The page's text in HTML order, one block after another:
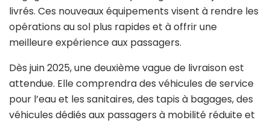
livrés. Ces nouveaux équipements visent à rendre les
opérations au sol plus rapides et à offrir une
meilleure expérience aux passagers.
Dès juin 2025, une deuxième vague de livraison est
attendue. Elle comprendra des véhicules de service
pour l’eau et les sanitaires, des tapis à bagages, des
véhicules dédiés aux passagers à mobilité réduite et